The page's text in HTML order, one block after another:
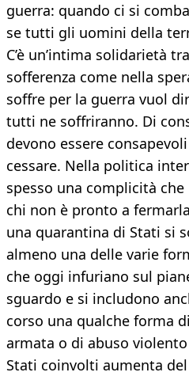
guerra: quando ci si
se tutti gli uomini della
C’è un’intima solidarietà
sofferenza come nella
soffre per la guerra vuol
tutti ne soffriranno. Di
devono essere
cessare. Nella politica
spesso una complicità
chi non è pronto a
una quarantina di Stati si
almeno una delle varie
che oggi infuriano sul
sguardo e si includono
corso una qualche forma
armata o di abuso
Stati coinvolti aumenta